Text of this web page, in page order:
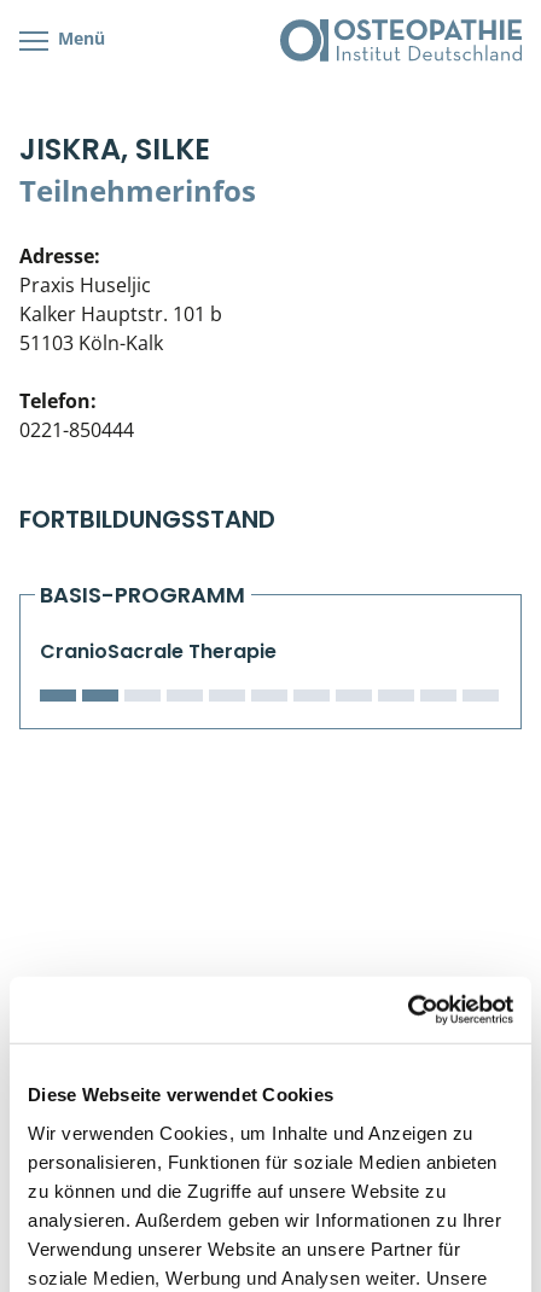
Diese Webseite verwendet Cookies
Wir verwenden Cookies, um Inhalte und Anzeigen zu
personalisieren, Funktionen für soziale Medien anbieten
zu können und die Zugriffe auf unsere Website zu
analysieren. Außerdem geben wir Informationen zu Ihrer
Verwendung unserer Website an unsere Partner für
soziale Medien, Werbung und Analysen weiter. Unsere
Menü
JISKRA, SILKE
Teilnehmerinfos
Adresse:
Praxis Huseljic
Kalker Hauptstr. 101 b
51103 Köln-Kalk
Telefon:
0221-850444
FORTBILDUNGSSTAND
BASIS-PROGRAMM
CranioSacrale Therapie
Cranial/Neurale Osteopathie
Parietale Osteopathie
Viszerale Osteopathie
Klinische & Praktische Kurse
Live Online-Kurse
Kursorte mit Kursangeboten
Bonus-Programm
Veranstaltungsticket DB
Wissenswertes
Teilnehmerliste
Stellenbörse
Soziales Engagement